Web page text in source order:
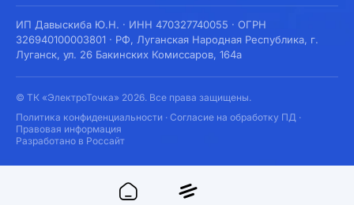
ИП Давыскиба Ю.Н. · ИНН 470327740055 · ОГРН
326940100003801 · РФ, Луганская Народная Республика, г.
Луганск, ул. 26 Бакинских Комиссаров, 164а
© ТК «ЭлектроТочка» 2026. Все права защищены.
Политика конфиденциальности · Согласие на обработку ПД ·
Правовая информация
Разработано в Россайт